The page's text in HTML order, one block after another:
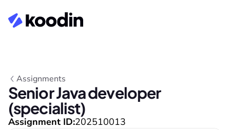
Assignments
Senior Java developer
(specialist)
Assignment ID:202510013